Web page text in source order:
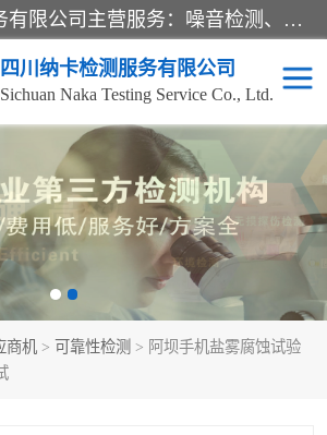
四川纳卡检测服务有限公司主营服务：噪音检测、灯光检测、防护网检测、磁性检测、无损检测、燃烧等级检测；本着严谨、规范的态度严格执行国家现行标准、规范及规程，奉行“科学公正、准确、持续改进、诚信服务”的企业价值和“科学、信誉、服务”的企业宗旨，竭诚为广大客户服务。
四川纳卡检测服务有限公司
Sichuan Naka Testing Service Co., Ltd.
商机 > 可靠性检测 > 阿坝手机盐雾腐蚀试验
灯光检测
磁性检测
燃烧等级检测
产品检测